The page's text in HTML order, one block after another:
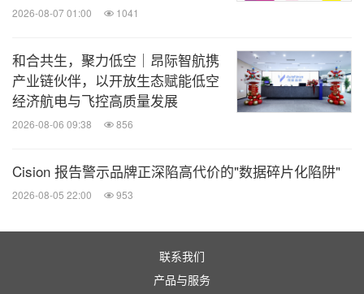
2026-08-07 01:00 1041
和合共生，聚力低空｜昂际智航携
产业链伙伴，以开放生态赋能低空
经济航电与飞控高质量发展
2026-08-06 09:38 856
Cision 报告警示品牌正深陷高代价的"数据碎片化陷阱"
2026-08-05 22:00 953
联系我们
产品与服务